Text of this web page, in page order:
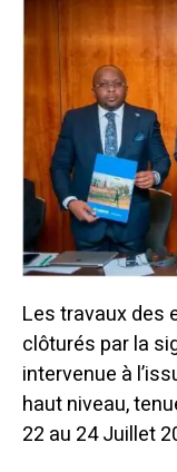
Les travaux des
clôturés par la
intervenue à
haut niveau,
22 au 24 Juillet